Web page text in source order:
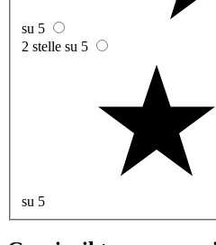
su 5
2 stelle su 5
su 5